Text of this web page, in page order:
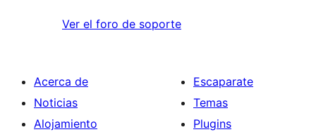
Ver el foro de soporte
Acerca de
Noticias
Alojamiento
Escaparate
Temas
Plugins